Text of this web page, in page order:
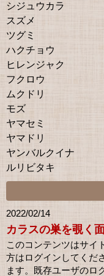
シジュウカラ
スズメ
ツグミ
ハクチョウ
ヒレンジャク
フクロウ
ムクドリ
モズ
ヤマセミ
ヤマドリ
ヤンバルクイナ
ルリビタキ
2022/02/14
カラスの巣を覗く
このコンテンツはサイ
方はログインしてくだ
ます。既存ユーザのロ